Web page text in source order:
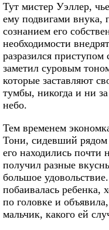
Тут мистер Уэллер,
ему подвигами внука,
сознанием его
необходимости
разразился
заметил суровым
которые заставляют
тумбы, никогда и ни
небо.
Тем временем
Тони, сидевший рядом
его находились
получил разные
большое
побаивалась ребенка,
по головке и
мальчик, какого ей